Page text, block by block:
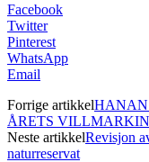
Facebook
Twitter
Pinterest
WhatsApp
Email
Forrige artikkel
ÅRETS
Neste artikkelRevisjon
naturreservat